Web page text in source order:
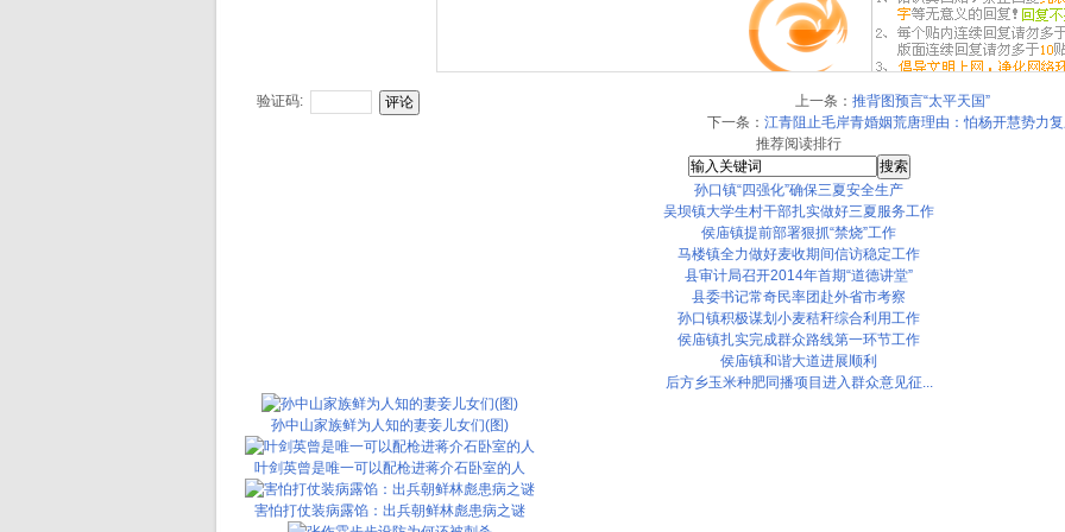
验证码: 上一条：推背图预言“太平天国”
下一条：江青阻止毛岸青婚姻荒唐理由：怕杨开慧势力
推荐阅读排行
孙口镇“四强化”确保三夏安全生产
吴坝镇大学生村干部扎实做好三夏服务工作
侯庙镇提前部署狠抓“禁烧”工作
马楼镇全力做好麦收期间信访稳定工作
县审计局召开2014年首期“道德讲堂”
县委书记常奇民率团赴外省市考察
孙口镇积极谋划小麦秸秆综合利用工作
侯庙镇扎实完成群众路线第一环节工作
侯庙镇和谐大道进展顺利
后方乡玉米种肥同播项目进入群众意见征...
孙中山家族鲜为人知的妻妾儿女们(图)
叶剑英曾是唯一可以配枪进蒋介石卧室的人
害怕打仗装病露馅：出兵朝鲜林彪患病之谜